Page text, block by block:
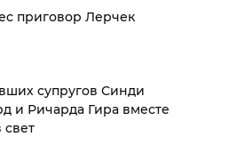
приговор Лерчек
супругов Синди
и Ричарда Гира вместе